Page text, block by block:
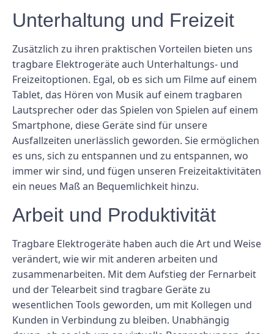
Unterhaltung und Freizeit
Zusätzlich zu ihren praktischen Vorteilen bieten uns
tragbare Elektrogeräte auch Unterhaltungs- und
Freizeitoptionen. Egal, ob es sich um Filme auf einem
Tablet, das Hören von Musik auf einem tragbaren
Lautsprecher oder das Spielen von Spielen auf einem
Smartphone, diese Geräte sind für unsere
Ausfallzeiten unerlässlich geworden. Sie ermöglichen
es uns, sich zu entspannen und zu entspannen, wo
immer wir sind, und fügen unseren Freizeitaktivitäten
ein neues Maß an Bequemlichkeit hinzu.
Arbeit und Produktivität
Tragbare Elektrogeräte haben auch die Art und Weise
verändert, wie wir mit anderen arbeiten und
zusammenarbeiten. Mit dem Aufstieg der Fernarbeit
und der Telearbeit sind tragbare Geräte zu
wesentlichen Tools geworden, um mit Kollegen und
Kunden in Verbindung zu bleiben. Unabhängig